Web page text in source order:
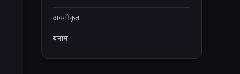
अवर्गीकृत
बनाम